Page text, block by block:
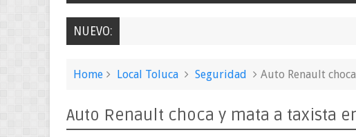
NUEVO:
Home Local Toluca Seguridad Auto Renault
Auto Renault choca y mata a taxista